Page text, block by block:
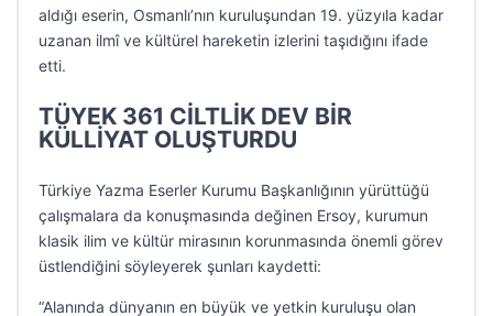
aldığı eserin, Osmanlı’nın kuruluşundan 19. yüzyıla kadar
uzanan ilmî ve kültürel hareketin izlerini taşıdığını ifade
etti.
TÜYEK 361 CİLTLİK DEV BİR
KÜLLİYAT OLUŞTURDU
Türkiye Yazma Eserler Kurumu Başkanlığının yürüttüğü
çalışmalara da konuşmasında değinen Ersoy, kurumun
klasik ilim ve kültür mirasının korunmasında önemli görev
üstlendiğini söyleyerek şunları kaydetti:
“Alanında dünyanın en büyük ve yetkin kuruluşu olan